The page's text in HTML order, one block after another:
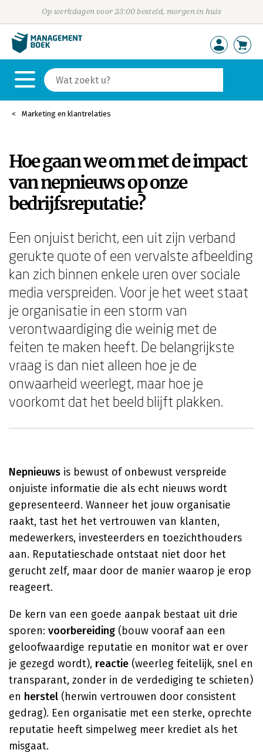
Op werkdagen voor 23:00 besteld, morgen in huis
Marketing en klantrelaties
Hoe gaan we om met de impact
van nepnieuws op onze
bedrijfsreputatie?
Een onjuist bericht, een uit zijn verband
gerukte quote of een vervalste afbeelding
kan zich binnen enkele uren over sociale
media verspreiden. Voor je het weet staat
je organisatie in een storm van
verontwaardiging die weinig met de
feiten te maken heeft. De belangrijkste
vraag is dan niet alleen hoe je de
onwaarheid weerlegt, maar hoe je
voorkomt dat het beeld blijft plakken.
Nepnieuws is bewust of onbewust verspreide
onjuiste informatie die als echt nieuws wordt
gepresenteerd. Wanneer het jouw organisatie
raakt, tast het het vertrouwen van klanten,
medewerkers, investeerders en toezichthouders
aan. Reputatieschade ontstaat niet door het
gerucht zelf, maar door de manier waarop je erop
reageert.
De kern van een goede aanpak bestaat uit drie
sporen: voorbereiding (bouw vooraf aan een
geloofwaardige reputatie en monitor wat er over
je gezegd wordt), reactie (weerleg feitelijk, snel en
transparant, zonder in de verdediging te schieten)
en herstel (herwin vertrouwen door consistent
gedrag). Een organisatie met een sterke, oprechte
reputatie heeft simpelweg meer krediet als het
misgaat.